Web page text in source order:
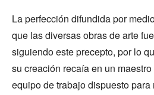
La perfección difundida por
que las diversas obras de arte
siguiendo este precepto, por lo
su creación recaía en un
equipo de trabajo dispuesto